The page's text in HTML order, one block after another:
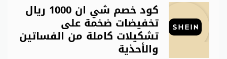
كود خصم شي ان 1000 ريال
تخفيضات ضخمة على
تشكيلات كاملة من الفساتين
والأحذية